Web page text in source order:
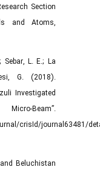
Section
and Atoms,
Sebar, L. E.; La
G. (2018).
Investigated
Beam”.
crisId/journal63481/
Beluchistan